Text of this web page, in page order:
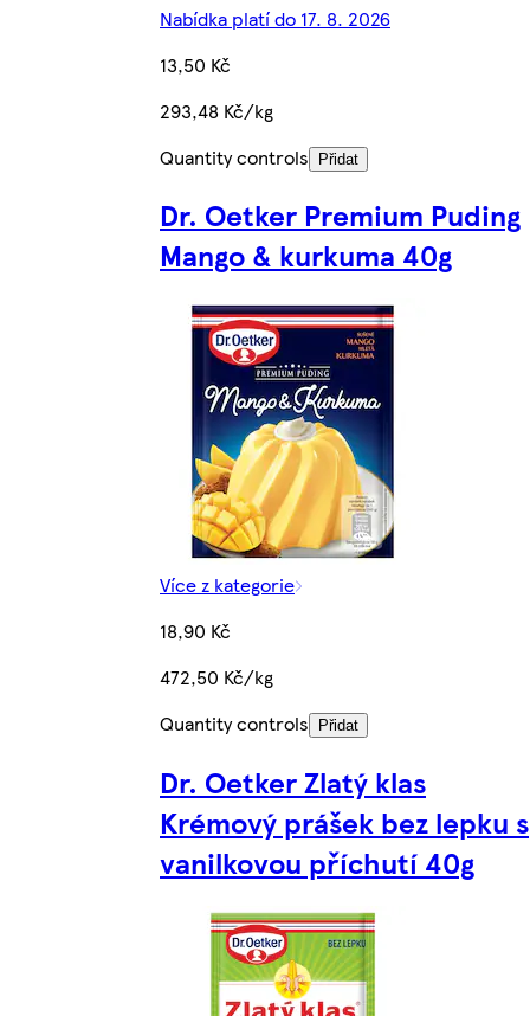
Nabídka platí do 17. 8. 2026
13,50 Kč
293,48 Kč/kg
Quantity controls
Přidat
Dr. Oetker Premium Puding
Mango & kurkuma 40g
Více z kategorie
18,90 Kč
472,50 Kč/kg
Quantity controls
Přidat
Dr. Oetker Zlatý klas
Krémový prášek bez lepku s
vanilkovou příchutí 40g